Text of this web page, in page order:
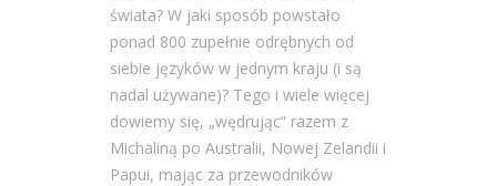
świata? W jaki sposób powstało
ponad 800 zupełnie odrębnych od
siebie języków w jednym kraju (i są
nadal używane)? Tego i wiele więcej
dowiemy się, „wędrując” razem z
Michaliną po Australii, Nowej Zelandii i
Papui, mając za przewodników